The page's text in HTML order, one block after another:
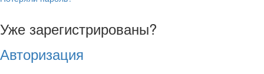
Уже зарегистрированы?
Авторизация